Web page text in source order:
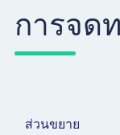
การจด
ส่วนขยาย